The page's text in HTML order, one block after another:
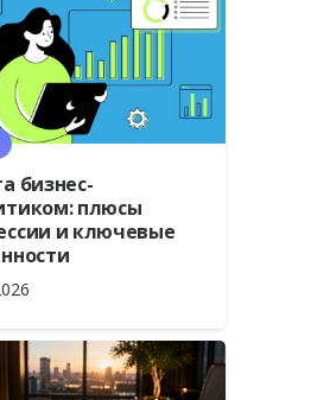
бизнес-
плюсы
и ключевые